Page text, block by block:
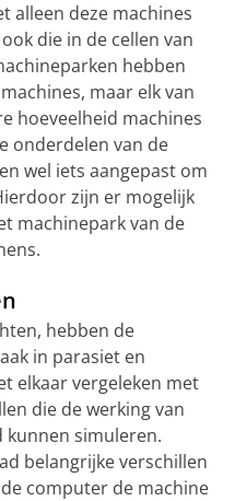
alleen deze machines
die in de cellen van
hebben
maar elk van
hoeveelheid machines
onderdelen van de
wel iets aangepast om
zijn er mogelijk
machinepark van de
hebben de
in parasiet en
elkaar vergeleken met
die de werking van
kunnen simuleren.
belangrijke verschillen
computer de machine